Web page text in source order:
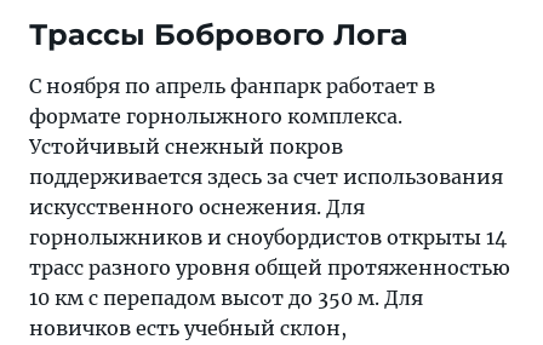
Трассы Бобрового Лога
С ноября по апрель фанпарк работает в
формате горнолыжного комплекса.
Устойчивый снежный покров
поддерживается здесь за счет использования
искусственного оснежения. Для
горнолыжников и сноубордистов открыты 14
трасс разного уровня общей протяженностью
10 км с перепадом высот до 350 м. Для
новичков есть учебный склон,